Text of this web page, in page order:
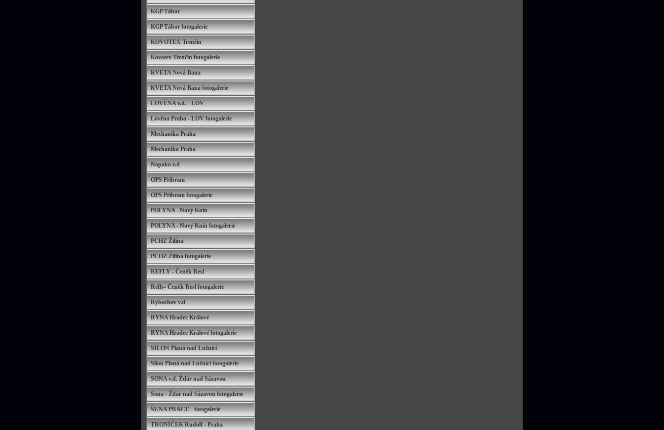
KGP Tábor
KGP Tábor fotogalerie
KOVOTEX Trenčín
Kovotex Trenčín fotogalerie
KVETA Nová Bana
KVETA Nová Bana fotogalerie
LOVĚNA v.d. - LOV
Lověna Praha - LOV fotogalerie
Mechanika Praha
Mechanika Praha
Napako v.d
OPS Příbram
OPS Příbram fotogalerie
POLYNA - Nový Knín
POLYNA - Nový Knín fotogalerie
PCHZ Žilina
PCHZ Žilina fotogalerie
REFLY - Čeněk Resl
Refly- Čeněk Resl fotogalerie
Rybochov v.d
RYNA Hradec Králové
RYNA Hradec Králové fotogalerie
SILON Planá nad Lužnicí
Silon Planá nad Lužnicí fotogalerie
SONA v.d. Ždár nad Sázavou
Sona - Ždár nad Sázavou fotogalerie
ŠUNA PRACE - fotogalerie
TRONÍČEK Rudolf - Praha